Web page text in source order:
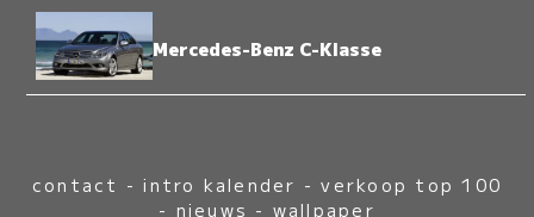
Mercedes-Benz C-Klasse
contact -intro kalender -verkoop top 100
- nieuws - wallpaper